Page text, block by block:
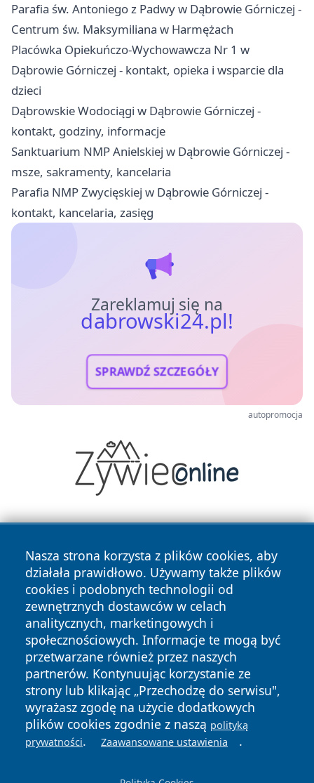
Parafia św. Antoniego z Padwy w Dąbrowie Górniczej -
Centrum św. Maksymiliana w Harmężach
Placówka Opiekuńczo-Wychowawcza Nr 1 w
Dąbrowie Górniczej - kontakt, opieka i wsparcie dla
dzieci
Dąbrowskie Wodociągi w Dąbrowie Górniczej -
kontakt, godziny, informacje
Sanktuarium NMP Anielskiej w Dąbrowie Górniczej -
msze, sakramenty, kancelaria
Parafia NMP Zwycięskiej w Dąbrowie Górniczej -
kontakt, kancelaria, zasięg
Zareklamuj się na
dabrowski24.pl!
SPRAWDŹ SZCZEGÓŁY
autopromocja
Nasza strona korzysta z plików cookies, aby
działała prawidłowo. Używamy także plików
cookies i podobnych technologii od
zewnętrznych dostawców w celach
analitycznych, marketingowych i
społecznościowych. Informacje te mogą być
przetwarzane również przez naszych
partnerów. Kontynuując korzystanie ze
strony lub klikając „Przechodzę do serwisu",
wyrażasz zgodę na użycie dodatkowych
plików cookies zgodnie z naszą polityką
prywatności. Zaawansowane ustawienia .
Copyright © 2026 dabrowski24.pl Wszystkie prawa
zastrzeżone.
News Autorzy
Polityka
Prywatności
Polityka
Cookies